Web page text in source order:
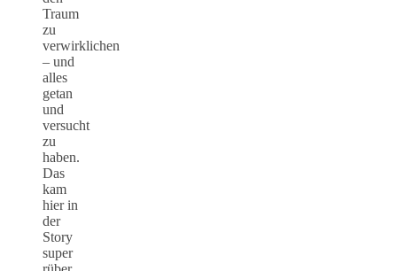
Traum
zu
verwirklichen
– und
alles
getan
und
versucht
zu
haben.
Das
kam
hier in
der
Story
super